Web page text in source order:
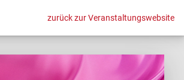
zurück zur Veranstaltungswebsite